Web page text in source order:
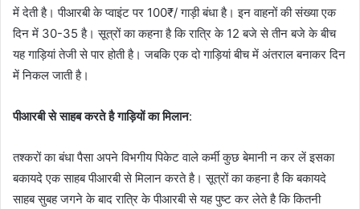
में देती है। पीआरबी के प्वाइंट पर 100₹/ गाड़ी बंधा है। इन वाहनों की संख्या एक
दिन में 30-35 है। सूत्रों का कहना है कि रात्रि के 12 बजे से तीन बजे के बीच
यह गाड़ियां तेजी से पार होती है। जबकि एक दो गाड़ियां बीच में अंतराल बनाकर दिन
में निकल जाती है।
पीआरबी से साहब करते है गाड़ियों का मिलान:
तश्करों का बंधा पैसा अपने विभगीय पिकेट वाले कर्मी कुछ बेमानी न कर लें इसका
बकायदे एक साहब पीआरबी से मिलान करते है। सूत्रों का कहना है कि बकायदे
साहब सुबह जगने के बाद रात्रि के पीआरबी से यह पुष्ट कर लेते है कि कितनी